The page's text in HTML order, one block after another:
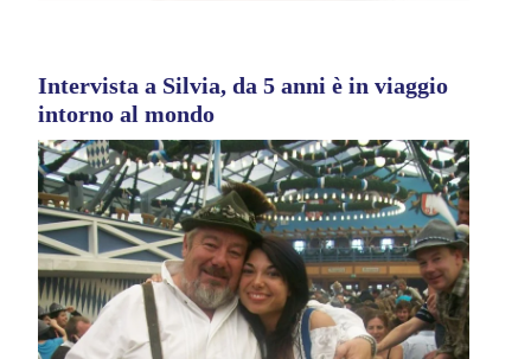
Intervista a Silvia, da 5 anni è in viaggio
intorno al mondo